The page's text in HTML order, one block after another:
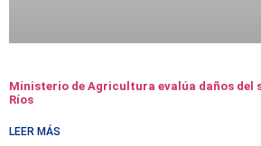
Ministerio de Agricultura evalúa daños del
Ríos
LEER MÁS